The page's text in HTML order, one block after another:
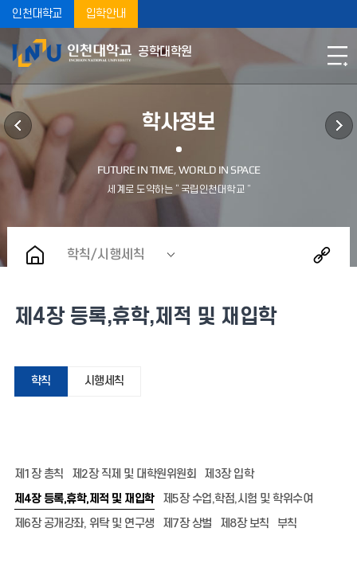
인천대학교 입학안내
공학대학원
학사정보
학칙/시행세칙
제4장 등록,휴학,제적 및 재입학
학칙 시행세칙
제1장 총칙 제2장 직제 및 대학원위원회
제3장 입학
제4장 등록,휴학,제적 및 재입학
제5장 수업,학점,시험 및 학위수여
제6장 공개강좌, 위탁 및 연구생
제7장 상벌 제8장 보칙 부칙